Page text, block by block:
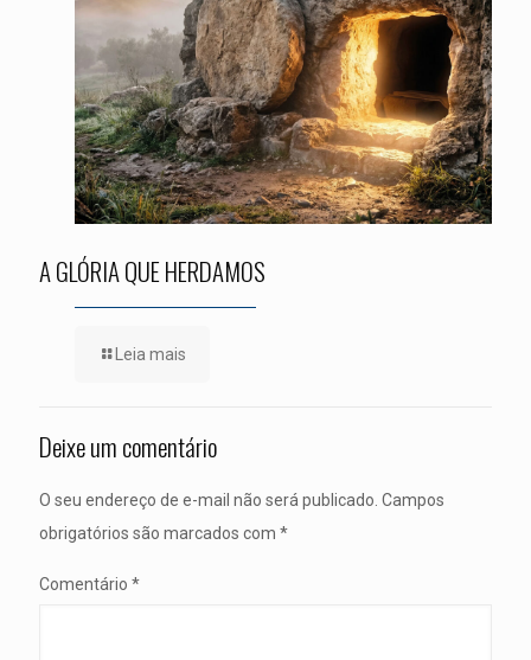
A GLÓRIA QUE HERDAMOS
Leia mais
Deixe um comentário
O seu endereço de e-mail não será publicado. Campos
obrigatórios são marcados com *
Comentário *